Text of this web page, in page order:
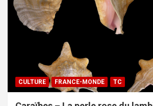
CULTURE FRANCE-MONDE TC